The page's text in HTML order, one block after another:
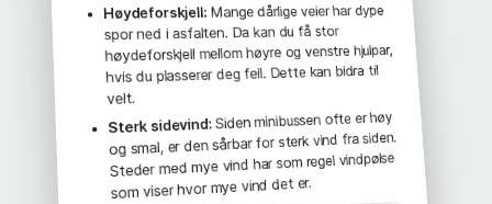
Høydeforskjell:Mange dårlige veier har dype
spor ned i asfalten. Da kan du få stor
høydeforskjell mellom høyre og venstre hjulpar,
hvis du plasserer deg feil. Dette kan bidra til
velt.
Sterk sidevind:Siden minibussen ofte er høy
og smal, er den sårbar for sterk vind fra siden.
Steder med mye vind har som regel vindpølse
som viser hvor mye vind det er.